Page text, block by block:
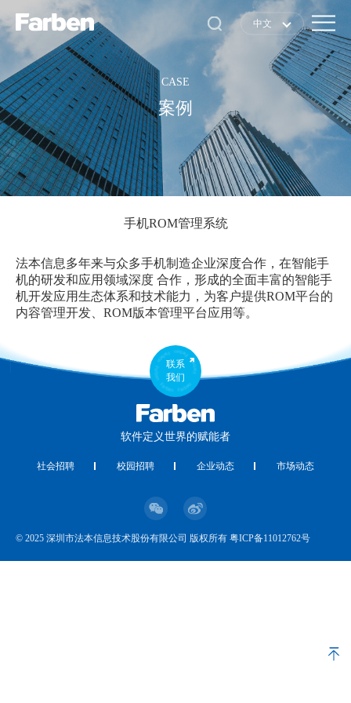
中文
EN
日本語
CASE
案例
手机ROM管理系统
法本信息多年来与众多手机制造企业深度合作，在智能手
机的研发和应用领域深度 合作，形成的全面丰富的智能手
机开发应用生态体系和技术能力，为客户提供ROM平台的
内容管理开发、ROM版本管理平台应用等。
联系
我们
软件定义世界的赋能者
社会招聘 校园招聘 企业动态 市场动态
© 2025 深圳市法本信息技术股份有限公司 版权所有 粤ICP备11012762号